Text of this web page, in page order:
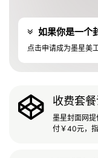
如果你是一个
点击申请成为墨星美
收费套
墨星封面网
付￥40元，